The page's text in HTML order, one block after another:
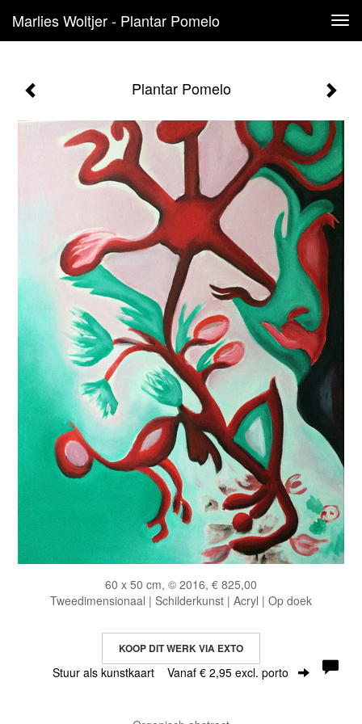
Marlies Woltjer - Plantar Pomelo
Plantar Pomelo
60 x 50 cm, © 2016, € 825,00
Tweedimensionaal | Schilderkunst | Acryl | Op doek
KOOP DIT WERK VIA EXTO
Stuur als kunstkaart Vanaf € 2,95 excl. porto